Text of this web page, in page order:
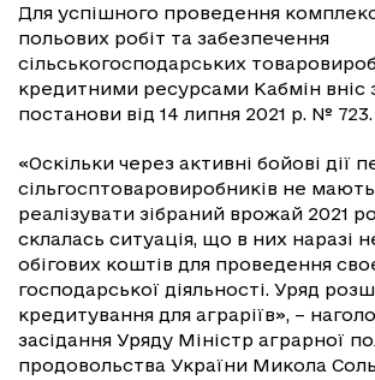
Для успішного проведення
польових робіт та забезпечення
сільськогосподарських
кредитними ресурсами Кабмін вніс
постанови від 14 липня 2021 р. № 723.
«Оскільки через активні бойові дії
сільгосптоваровиробників не
реалізувати зібраний врожай 2021
склалась ситуація, що в них наразі
обігових коштів для проведення
господарської діяльності. Уряд
кредитування для аграріїв», –
засідання Уряду Міністр аграрної
продовольства України Микола